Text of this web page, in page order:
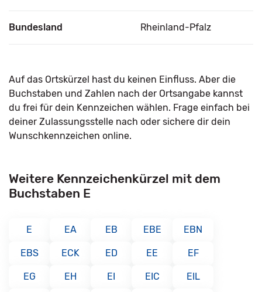
Bundesland Rheinland-Pfalz
Auf das Ortskürzel hast du keinen Einfluss. Aber die
Buchstaben und Zahlen nach der Ortsangabe kannst
du frei für dein Kennzeichen wählen. Frage einfach bei
deiner Zulassungsstelle nach oder sichere dir dein
Wunschkennzeichen online.
Weitere Kennzeichenkürzel mit dem
Buchstaben E
E EA EB EBE EBN
EBS ECK ED EE EF
EG EH EI EIC EIL